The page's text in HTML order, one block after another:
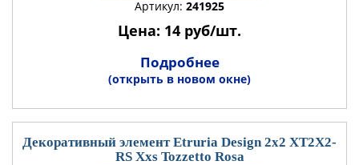
Артикул: 241925
Цена: 14 руб/шт.
Подробнее
(открыть в новом окне)
Декоративный элемент Etruria Design 2x2 XT2X2-
RS Xxs Tozzetto Rosa